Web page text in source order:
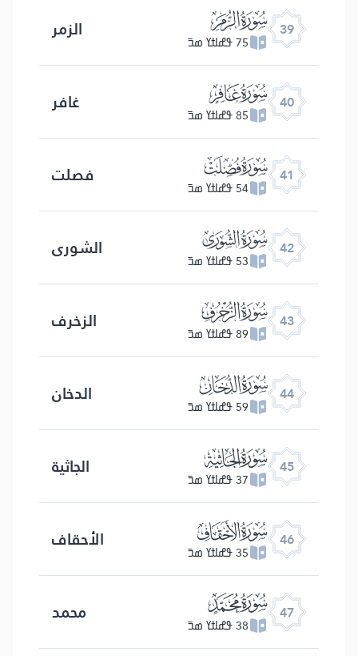
39 ﯔ
75 ߟߝߊߙߌ ߘߏ߫ الزمر
40 ﯕ
85 ߟߝߊߙߌ ߘߏ߫ غافر
41 ﯖ
54 ߟߝߊߙߌ ߘߏ߫ فصلت
42 ﯗ
53 ߟߝߊߙߌ ߘߏ߫ الشوری
43 ﯘ
89 ߟߝߊߙߌ ߘߏ߫ الزخرف
44 ﯙ
59 ߟߝߊߙߌ ߘߏ߫ الدخان
45 ﯚ
37 ߟߝߊߙߌ ߘߏ߫ الجاثیة
46 ﯛ
35 ߟߝߊߙߌ ߘߏ߫ الأحقاف
47 ﯜ
38 ߟߝߊߙߌ ߘߏ߫ محمد